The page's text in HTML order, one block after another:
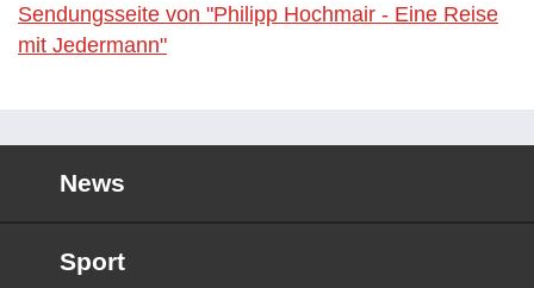
Sendungsseite von "Philipp Hochmair - Eine Reise
mit Jedermann"
News
Sport